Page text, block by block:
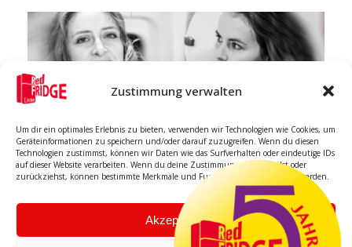
Zustimmung verwalten
Um dir ein optimales Erlebnis zu bieten, verwenden wir Technologien wie Cookies, um
Geräteinformationen zu speichern und/oder darauf zuzugreifen. Wenn du diesen
Technologien zustimmst, können wir Daten wie das Surfverhalten oder eindeutige IDs
auf dieser Website verarbeiten. Wenn du deine Zustimmung nicht erteilst oder
zurückziehst, können bestimmte Merkmale und Funktionen beeinträchtigt werden.
Akzeptieren
Dialoge mit Klavier und Cello. Heike
Schuch & Olga Shkrygunova I
25.5.2026
Kennengelernt habe ich Heike (rechts) mal vor
Urzeiten auf einer sehr kurzweiligen Zugfahrt.
Lass uns irgendwann mal was zusammen
machen…